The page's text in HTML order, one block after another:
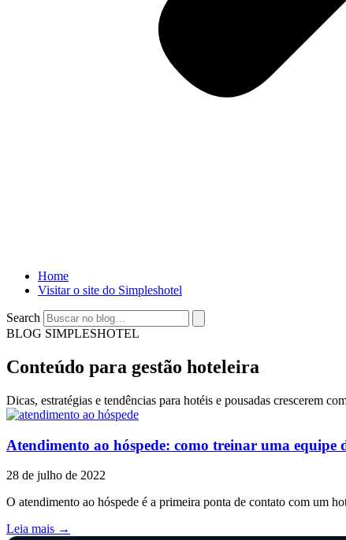
Home
Visitar o site do Simpleshotel
Search
BLOG SIMPLESHOTEL
Conteúdo para gestão hoteleira
Dicas, estratégias e tendências para hotéis e pousadas crescerem
Atendimento ao hóspede: como treinar uma equipe
28 de julho de 2022
O atendimento ao hóspede é a primeira ponta de contato com um
Leia mais →